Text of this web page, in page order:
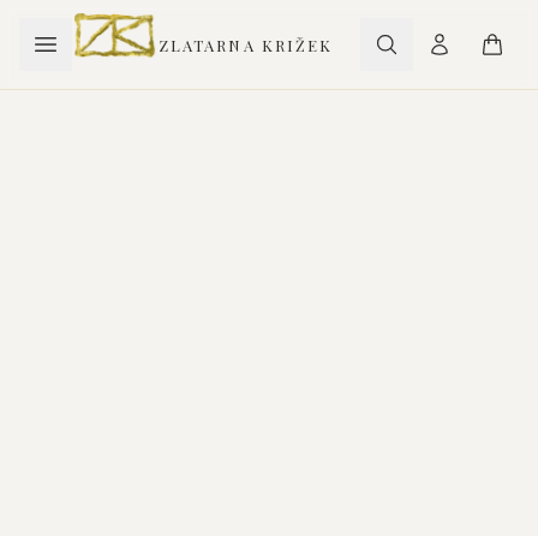
ZLATARNA KRIŽEK